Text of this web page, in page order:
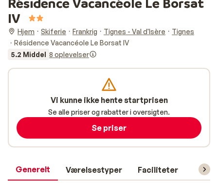
IV
Hjem Skiferie Frankrig Tignes - Val d'Isère
Tignes
Résidence Vacancéole Le Borsat IV
5.2 Middel 8 oplevelser
Generelt Værelsestyper Faciliteter
Vi kunne ikke hente startprisen
Se alle priser og rabatter i oversigten.
Se priser